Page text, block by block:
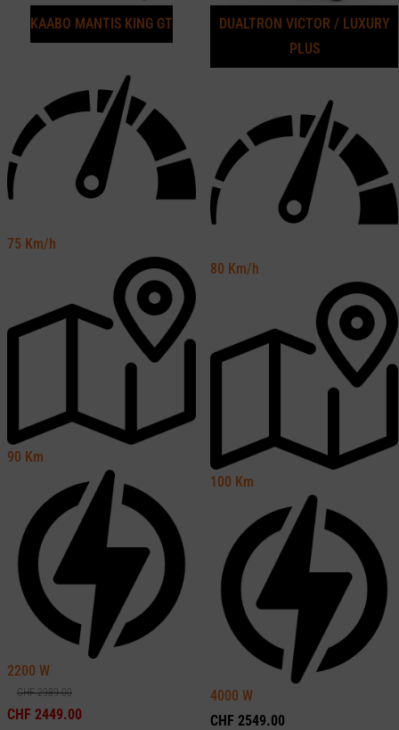
KAABO MANTIS KING GT
75 Km/h
90 Km
2200 W
CHF2989.00
CHF 2449.00
DUALTRON VICTOR / LUXURY
PLUS
80 Km/h
100 Km
4000 W
CHF 2549.00